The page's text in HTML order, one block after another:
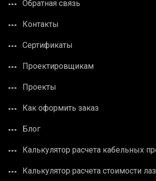
Обратная связь
Контакты
Сертификаты
Проектировщикам
Проекты
Как оформить заказ
Блог
Калькулятор расчета кабельных
Калькулятор расчета стоимости